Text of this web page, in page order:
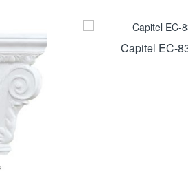
Capitel EC-